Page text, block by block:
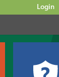
Login